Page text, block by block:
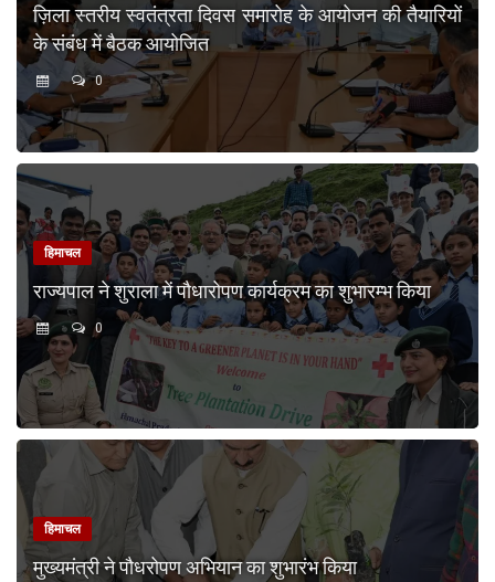
ज़िला स्तरीय स्वतंत्रता दिवस समारोह के आयोजन की तैयारियों
के संबंध में बैठक आयोजित
0
हिमाचल
राज्यपाल ने शुराला में पौधारोपण कार्यक्रम का शुभारम्भ किया
0
हिमाचल
मुख्यमंत्री ने पौधरोपण अभियान का शुभारंभ किया